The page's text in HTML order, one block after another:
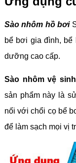
Sào nhôm hồ bơi
bể bơi gia đình,
dưỡng cao cấp.
Sào nhôm vệ
sản phẩm này là
nối với chổi cọ bể
để làm sạch mọi vị